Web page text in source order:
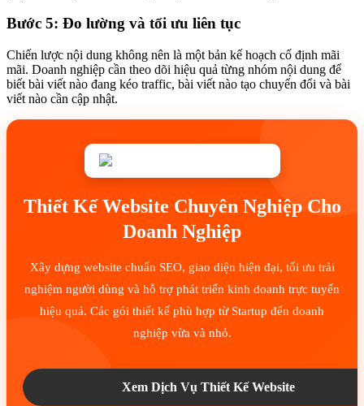
Bước 5: Đo lường và tối ưu liên tục
Chiến lược nội dung không nên là một bản kế hoạch cố định mãi
mãi. Doanh nghiệp cần theo dõi hiệu quả từng nhóm nội dung để
biết bài viết nào đang kéo traffic, bài viết nào tạo chuyển đổi và bài
viết nào cần cập nhật.
Thiết Kế Website Chuyên Nghiệp Cho
Doanh Nghiệp
Xây dựng website chuẩn SEO, giao diện hiện đại, tối ưu trải
nghiệm người dùng và hỗ trợ phát triển kinh doanh trực tuyến
hiệu quả. Các gói thiết kế phù hợp từ Startup đến doanh
nghiệp vừa và nhỏ.
Xem Dịch Vụ Thiết Kế Website